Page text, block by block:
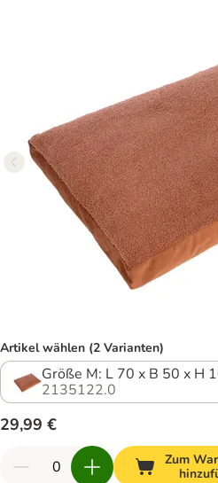
Artikel wählen (2 Varianten)
Größe M: L 70 x B 50 x H
2135122.0
29,99 €
Zum